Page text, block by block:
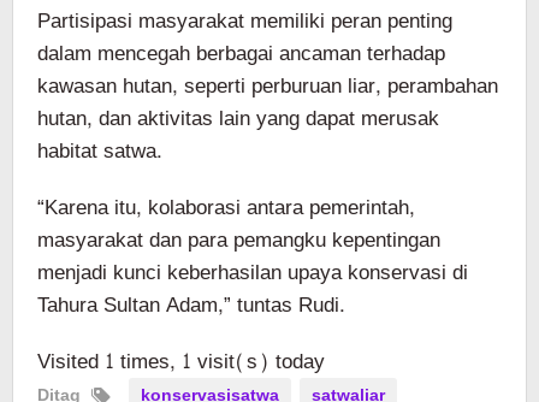
Partisipasi masyarakat memiliki peran penting
dalam mencegah berbagai ancaman terhadap
kawasan hutan, seperti perburuan liar, perambahan
hutan, dan aktivitas lain yang dapat merusak
habitat satwa.
“Karena itu, kolaborasi antara pemerintah,
masyarakat dan para pemangku kepentingan
menjadi kunci keberhasilan upaya konservasi di
Tahura Sultan Adam,” tuntas Rudi.
Visited 1 times, 1 visit(s) today
Ditag konservasisatwa satwaliar